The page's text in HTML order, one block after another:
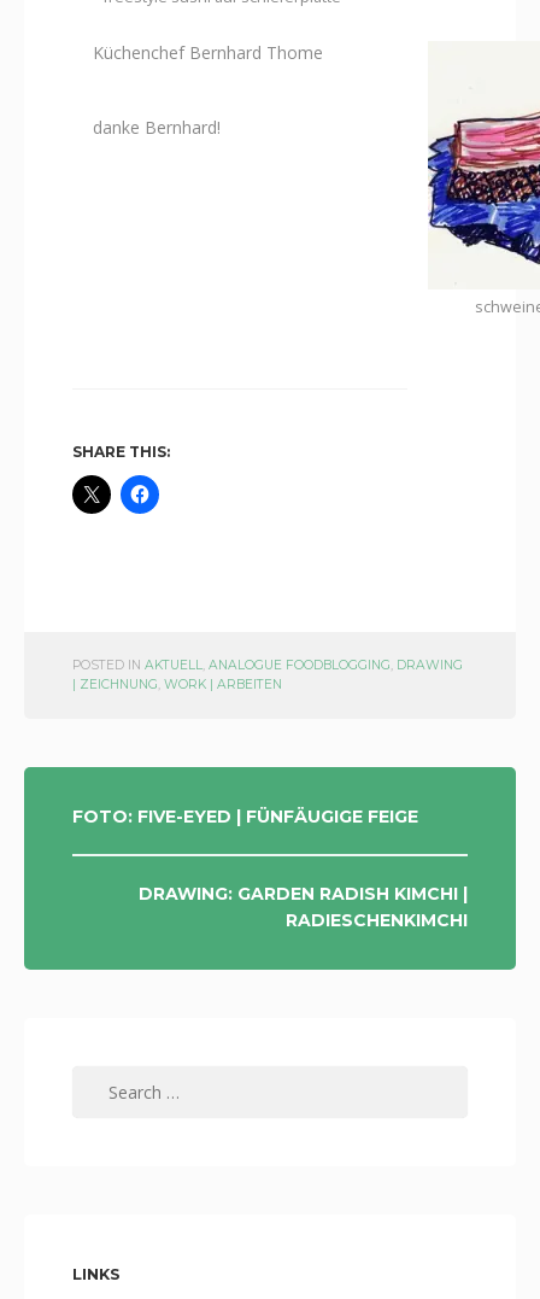
Küchenchef Bernhard Thome
danke Bernhard!
SHARE THIS:
POSTED IN AKTUELL, ANALOGUE FOODBLOGGING, DRAWING
| ZEICHNUNG, WORK | ARBEITEN
POST
NAVIGATION
FOTO: FIVE-EYED | FÜNFÄUGIGE FEIGE
DRAWING: GARDEN RADISH KIMCHI |
RADIESCHENKIMCHI
LINKS